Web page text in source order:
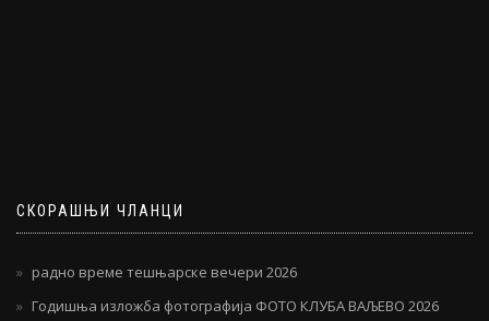
СКОРАШЊИ ЧЛАНЦИ
радно време тешњарске вечери 2026
Годишња изложба фотографија ФОТО КЛУБА ВАЉЕВО 2026